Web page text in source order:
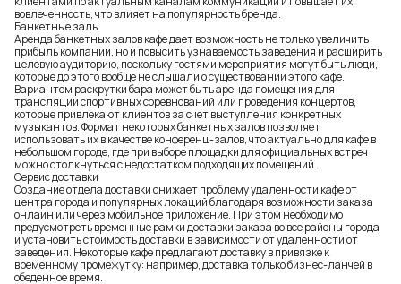
вовлеченность, что влияет на популярность бренда.
Банкетные залы
Аренда банкетных залов кафе дает возможность не только увеличить
прибыль компании, но и повысить узнаваемость заведения и расширить
целевую аудиторию, поскольку гостями мероприятия могут быть люди,
которые до этого вообще не слышали о существовании этого кафе.
Вариантом раскрутки бара может быть аренда помещения для
трансляции спортивных соревнований или проведения концертов,
которые привлекают клиентов за счет выступления конкретных
музыкантов. Формат некоторых банкетных залов позволяет
использовать их в качестве конференц-залов, что актуально для кафе в
небольшом городе, где при выборе площадки для официальных встреч
можно столкнуться с недостатком подходящих помещений.
Сервис доставки
Создание отдела доставки снижает проблему удаленности кафе от
центра города и популярных локаций благодаря возможности заказа
онлайн или через мобильное приложение. При этом необходимо
предусмотреть временные рамки доставки заказа во все районы города
и установить стоимость доставки в зависимости от удаленности от
заведения. Некоторые кафе предлагают доставку в привязке к
временному промежутку: например, доставка только бизнес-ланчей в
обеденное время.